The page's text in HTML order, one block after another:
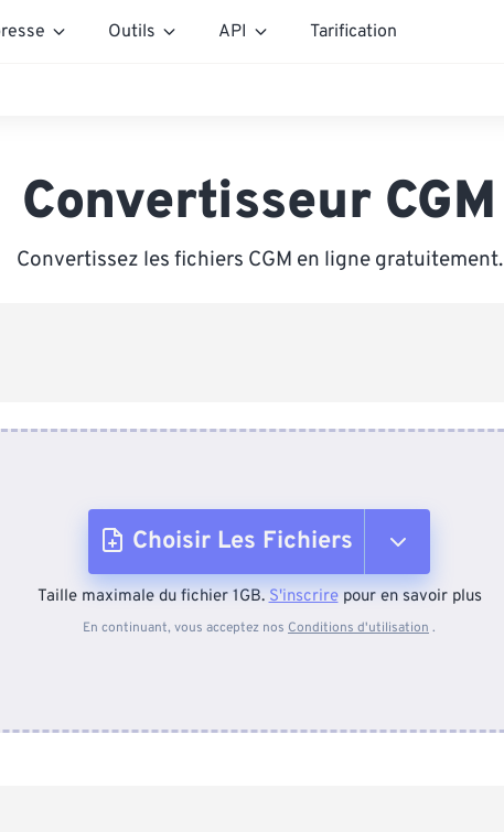
Outils API Tarification
Convertisseur CGM
Convertissez les fichiers CGM en ligne gratuitement.
Choisir Les Fichiers
Depuis l'appareil
Taille maximale du fichier 1GB.S'inscrirepour en savoir plus
En continuant, vous acceptez nos Conditions d'utilisation .